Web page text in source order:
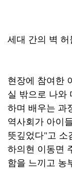
세대 간의 벽
현장에 참여한
실 밖으로 나와
하며 배우는 과
역사회가 아이
뜻깊었다"고 소
하의현 이동면
함을 느끼고 농